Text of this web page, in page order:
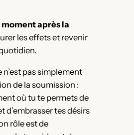
après la
les effets et revenir
n’est pas simplement
de la soumission :
où tu te permets de
d’embrasser tes désirs
rôle est de